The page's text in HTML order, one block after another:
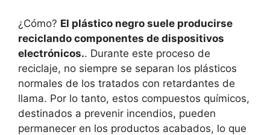
¿Cómo? El plástico negro suele producirse
reciclando componentes de dispositivos
electrónicos.. Durante este proceso de
reciclaje, no siempre se separan los plásticos
normales de los tratados con retardantes de
llama. Por lo tanto, estos compuestos químicos,
destinados a prevenir incendios, pueden
permanecer en los productos acabados, lo que